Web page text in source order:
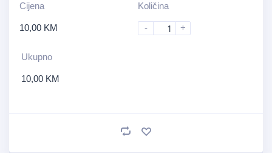
Cijena
10,00 KM
Količina
- +
Ukupno
10,00 KM